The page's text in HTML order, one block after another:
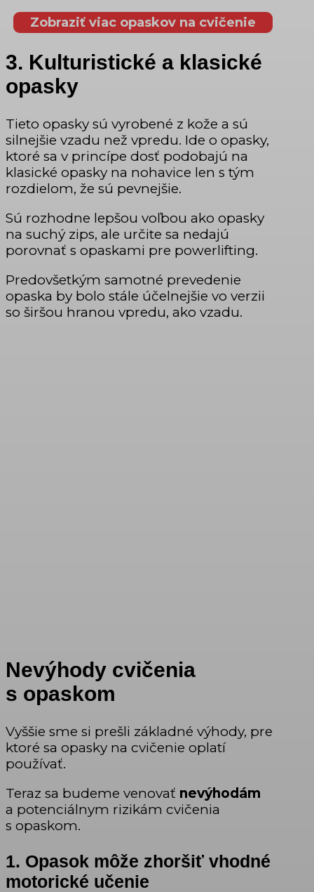
Zobraziť viac opaskov na cvičenie
3. Kulturistické a klasické
opasky
Tieto opasky sú vyrobené z kože a sú
silnejšie vzadu než vpredu. Ide o opasky,
ktoré sa v princípe dosť podobajú na
klasické opasky na nohavice len s tým
rozdielom, že sú pevnejšie.
Sú rozhodne lepšou voľbou ako opasky
na suchý zips, ale určite sa nedajú
porovnať s opaskami pre powerlifting.
Predovšetkým samotné prevedenie
opaska by bolo stále účelnejšie vo verzii
so širšou hranou vpredu, ako vzadu.
Nevýhody cvičenia
s opaskom
Vyššie sme si prešli základné výhody, pre
ktoré sa opasky na cvičenie oplatí
používať.
Teraz sa budeme venovať nevýhodám
a potenciálnym rizikám cvičenia
s opaskom.
1. Opasok môže zhoršiť vhodné
motorické učenie